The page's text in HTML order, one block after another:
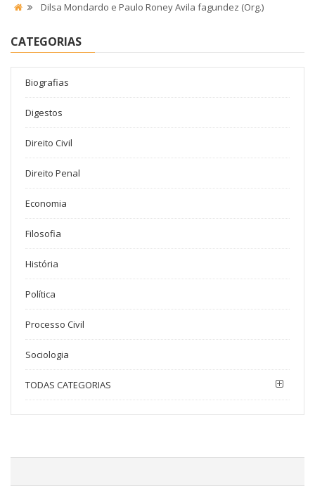
Dilsa Mondardo e Paulo Roney Avila fagundez (Org.)
CATEGORIAS
Biografias
Digestos
Direito Civil
Direito Penal
Economia
Filosofia
História
Política
Processo Civil
Sociologia
TODAS CATEGORIAS